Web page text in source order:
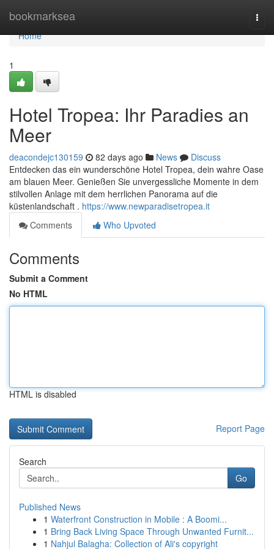
bookmarksea
Home
Home
1
Hotel Tropea: Ihr Paradies an
Meer
deacondejc130159 82 days ago News
Discuss
Entdecken das ein wunderschöne Hotel Tropea, dein wahre Oase
am blauen Meer. Genießen Sie unvergessliche Momente in dem
stilvollen Anlage mit dem herrlichen Panorama auf die
küstenlandschaft . https://www.newparadisetropea.it
Comments
Who Upvoted
Comments
Submit a Comment
No HTML
HTML is disabled
Report Page
Search
Go
Published News
1 Waterfront Construction in Mobile : A Boomi...
1 Bring Back Living Space Through Unwanted Furnit...
1 Nahjul Balagha: Collection of Ali's copyright